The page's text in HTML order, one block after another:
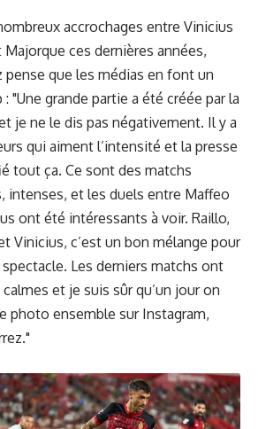
accrochages entre Vinicius
Majorque ces dernières années,
pense que les médias en font un
"Une grande partie a été créée par la
je ne le dis pas négativement. Il y a
qui aiment l’intensité et la presse
tout ça. Ce sont des matchs
intenses, et les duels entre Maffeo
ont été intéressants à voir. Raillo,
Vinicius, c’est un bon mélange pour
spectacle. Les derniers matchs ont
et je suis sûr qu’un jour on
photo ensemble sur Instagram,